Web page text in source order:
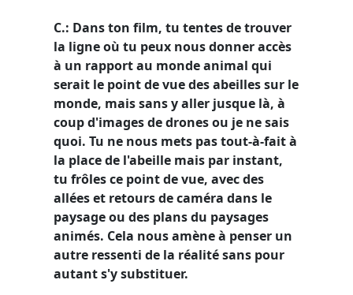
C.: Dans ton film, tu tentes de trouver
la ligne où tu peux nous donner accès
à un rapport au monde animal qui
serait le point de vue des abeilles sur le
monde, mais sans y aller jusque là, à
coup d'images de drones ou je ne sais
quoi. Tu ne nous mets pas tout-à-fait à
la place de l'abeille mais par instant,
tu frôles ce point de vue, avec des
allées et retours de caméra dans le
paysage ou des plans du paysages
animés. Cela nous amène à penser un
autre ressenti de la réalité sans pour
autant s'y substituer.